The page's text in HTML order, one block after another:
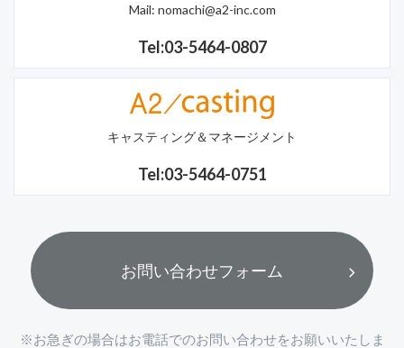
Mail: nomachi@a2-inc.com
Tel:03-5464-0807
キャスティング＆マネージメント
Tel:03-5464-0751
お問い合わせフォーム
※お急ぎの場合はお電話でのお問い合わせをお願いいたしま